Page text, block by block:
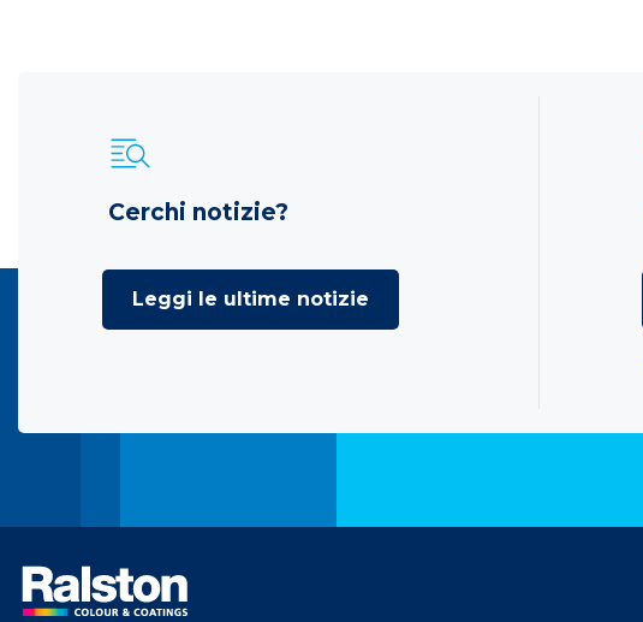
Cerchi notizie?
Leggi le ultime notizie